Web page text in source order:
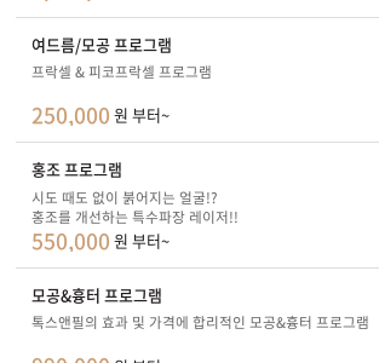
여드름/모공 프로그램
프락셀 & 피코프락셀 프로그램
250,000 원 부터~
홍조 프로그램
시도 때도 없이 붉어지는 얼굴!?
홍조를 개선하는 특수파장 레이저!!
550,000 원 부터~
모공&흉터 프로그램
톡스앤필의 효과 및 가격에 합리적인 모공&흉터 프로그램